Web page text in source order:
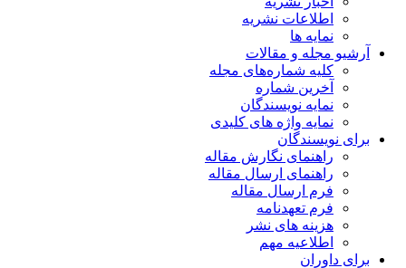
اطلاعات نشریه
نمایه ها
آرشیو مجله و مقالات
کلیه شماره‌های مجله
آخرین شماره
نمایه نویسندگان
نمایه واژه های کلیدی
برای نویسندگان
راهنمای نگارش مقاله
راهنمای ارسال مقاله
فرم ارسال مقاله
فرم تعهدنامه
هزینه های نشر
اطلاعیه مهم
برای داوران